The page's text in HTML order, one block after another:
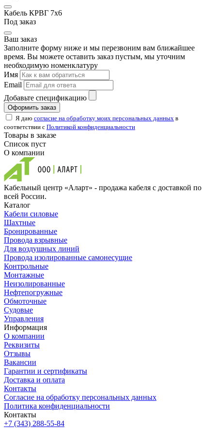
Кабель КРВГ 7х6
Под заказ
Ваш заказ
Заполните форму ниже и мы перезвоним вам ближайшее
время. Вы можете оставить заказ пустым, мы уточним
необходимую номенклатуру
Имя
Email
Добавьте спецификацию
Оформить заказ
Я даю согласие на обработку моих персональных данных в
соответствии с Политикой конфиденциальности
Товары в заказе
Список пуст
О компании
Кабельный центр «Аларт» - продажа кабеля с доставкой по
всей России.
Каталог
Кабели силовые
Шахтные
Бронированные
Провода взрывные
Для воздушных линий
Провода изолированные самонесущие
Контрольные
Монтажные
Неизолированные
Нефтепогружные
Обмоточные
Судовые
Управления
Информация
О компании
Реквизиты
Отзывы
Вакансии
Гарантии и сертификаты
Доставка и оплата
Контакты
Согласие на обработку персональных данных
Политика конфиденциальности
Контакты
+7 (343) 288-55-84